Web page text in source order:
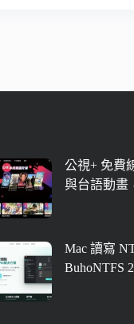
公視+ 免費
與台語動畫
Mac 讀寫
BuhoNTFS